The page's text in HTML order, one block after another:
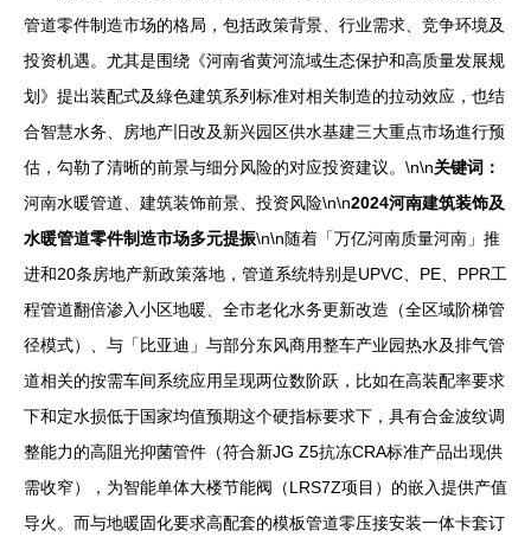
管道零件制造市场的格局，包括政策背景、行业需求、竞争环境及
投资机遇。尤其是围绕《河南省黄河流域生态保护和高质量发展规
划》提出装配式及綠色建筑系列标准对相关制造的拉动效应，也结
合智慧水务、房地产旧改及新兴园区供水基建三大重点市场進行预
估，勾勒了清晰的前景与细分风险的对应投资建议。\n\n关键词：
河南水暖管道、建筑装饰前景、投资风险\n\n2024河南建筑装饰及
水暖管道零件制造市场多元提振\n\n随着「万亿河南质量河南」推
进和20条房地产新政策落地，管道系统特别是UPVC、PE、PPR工
程管道翻倍渗入小区地暖、全市老化水务更新改造（全区域阶梯管
径模式）、与「比亚迪」与部分东风商用整车产业园热水及排气管
道相关的按需车间系统应用呈现两位数阶跃，比如在高装配率要求
下和定水损低于国家均值预期这个硬指标要求下，具有合金波纹调
整能力的高阻光抑菌管件（符合新JG Z5抗冻CRA标准产品出现供
需收窄），为智能单体大楼节能阀（LRS7Z项目）的嵌入提供产值
导火。而与地暖固化要求高配套的模板管道零压接安装一体卡套订